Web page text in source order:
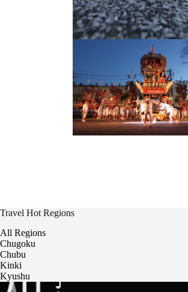
Travel Hot Regions
All Regions
Chugoku
Chubu
Kinki
Kyushu